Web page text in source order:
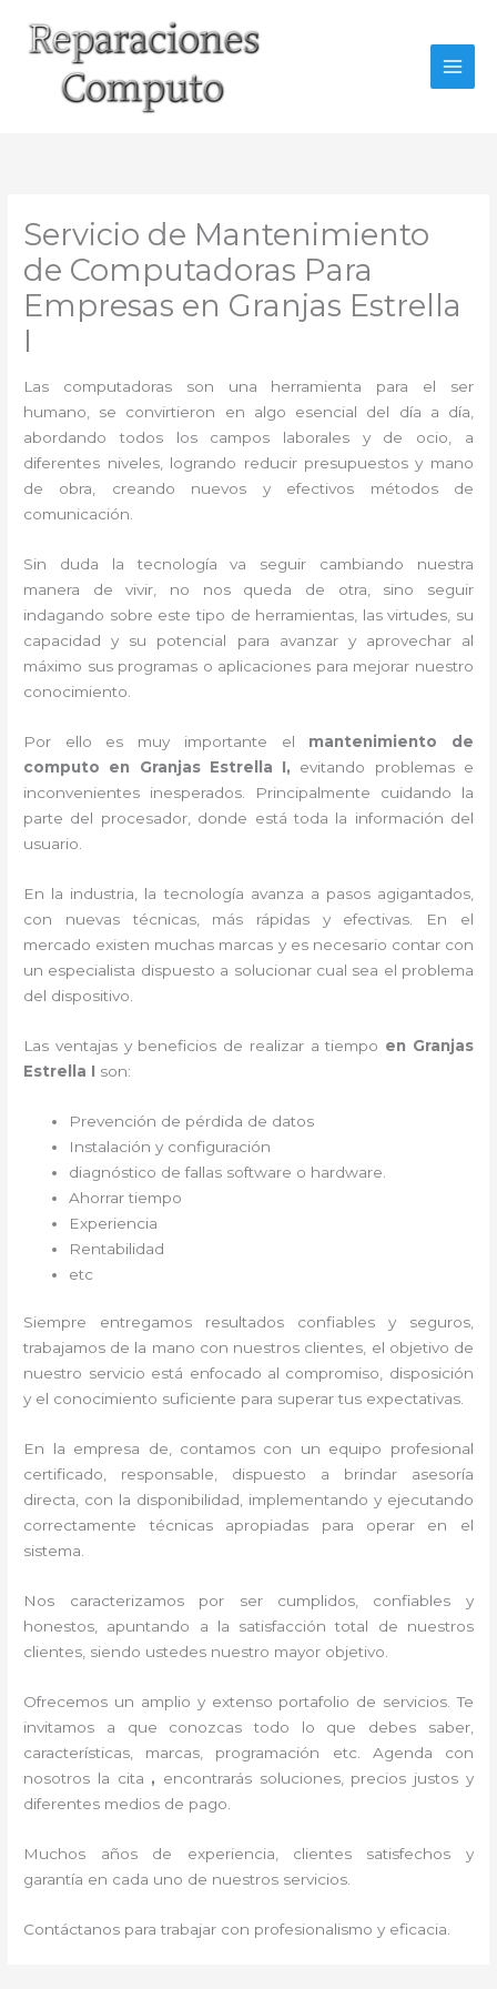
contenido
Servicio de Mantenimiento
de Computadoras Para
Empresas en Granjas Estrella
I
Las computadoras son una herramienta para el ser
humano, se convirtieron en algo esencial del día a día,
abordando todos los campos laborales y de ocio, a
diferentes niveles, logrando reducir presupuestos y mano
de obra, creando nuevos y efectivos métodos de
comunicación.
Sin duda la tecnología va seguir cambiando nuestra
manera de vivir, no nos queda de otra, sino seguir
indagando sobre este tipo de herramientas, las virtudes, su
capacidad y su potencial para avanzar y aprovechar al
máximo sus programas o aplicaciones para mejorar nuestro
conocimiento.
Por ello es muy importante el mantenimiento de
computo en Granjas Estrella I, evitando problemas e
inconvenientes inesperados. Principalmente cuidando la
parte del procesador, donde está toda la información del
usuario.
En la industria, la tecnología avanza a pasos agigantados,
con nuevas técnicas, más rápidas y efectivas . En el
mercado existen muchas marcas y es necesario contar con
un especialista dispuesto a solucionar cual sea el problema
del dispositivo.
Las ventajas y beneficios de realizar a tiempo en Granjas
Estrella I son:
Prevención de pérdida de datos
Instalación y configuración
diagnóstico de fallas software o hardware
Ahorrar tiempo
Experiencia
Rentabilidad
etc
Siempre entregamos resultados confiables y seguros,
trabajamos de la mano con nuestros clientes, el objetivo de
nuestro servicio está enfocado al compromiso, disposición
y el conocimiento suficiente para superar tus expectativas.
En la empresa de , contamos con un equipo profesional
certificado, responsable, dispuesto a brindar asesoría
directa, con la disponibilidad, implementando y ejecutando
correctamente técnicas apropiadas para operar en el
sistema.
Nos caracterizamos por ser cumplidos, confiables y
honestos, apuntando a la satisfacción total de nuestros
clientes, siendo ustedes nuestro mayor objetivo.
Ofrecemos un amplio y extenso portafolio de servicios. Te
invitamos a que conozcas todo lo que debes saber,
características, marcas, programación etc. Agenda con
nosotros la cita , encontrarás soluciones, precios justos y
diferentes medios de pago.
Muchos años de experiencia, clientes satisfechos y
garantía en cada uno de nuestros servicios.
Contáctanos para trabajar con profesionalismo y eficacia.